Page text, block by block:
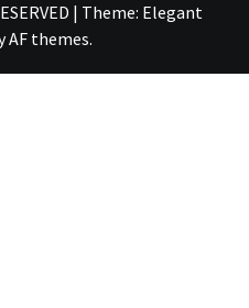
| Theme: Elegant
AF themes.